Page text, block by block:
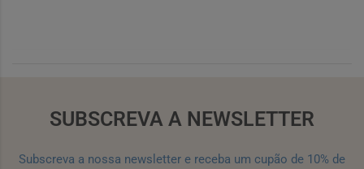
SUBSCREVA A NEWSLETTER
Subscreva a nossa newsletter e receba um cupão de 10% de